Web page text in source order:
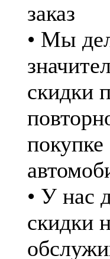
заказ
• Мы
скидки
покупке
• У нас
скидки